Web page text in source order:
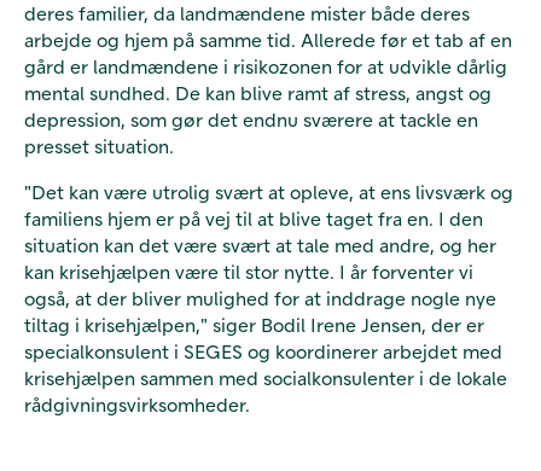
deres familier, da landmændene mister både deres
arbejde og hjem på samme tid. Allerede før et tab af en
gård er landmændene i risikozonen for at udvikle dårlig
mental sundhed. De kan blive ramt af stress, angst og
depression, som gør det endnu sværere at tackle en
presset situation.
"Det kan være utrolig svært at opleve, at ens livsværk og
familiens hjem er på vej til at blive taget fra en. I den
situation kan det være svært at tale med andre, og her
kan krisehjælpen være til stor nytte. I år forventer vi
også, at der bliver mulighed for at inddrage nogle nye
tiltag i krisehjælpen," siger Bodil Irene Jensen, der er
specialkonsulent i SEGES og koordinerer arbejdet med
krisehjælpen sammen med socialkonsulenter i de lokale
rådgivningsvirksomheder.